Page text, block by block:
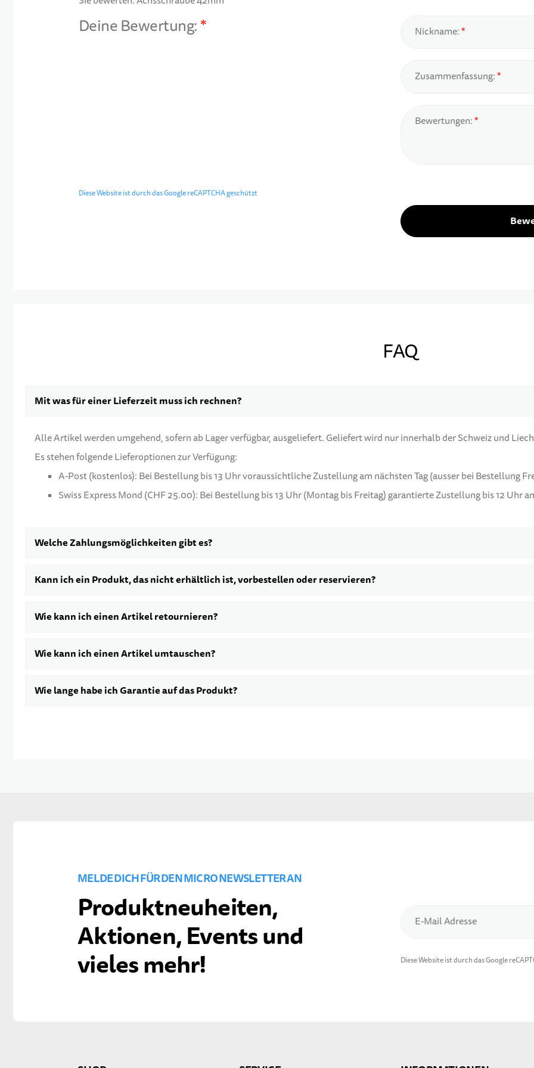
Deine Bewertung: Nickname:
Zusammenfassung:
Bewertungen:
Diese Website ist durch das Google reCAPTCHA geschützt
FAQ
Mit was für einer Lieferzeit muss ich rechnen?
Alle Artikel werden umgehend, sofern ab Lager verfügbar, ausgeliefert. Geliefert wird nur innerhalb der Schweiz und
Es stehen folgende Lieferoptionen zur Verfügung:
A-Post (kostenlos): Bei Bestellung bis 13 Uhr voraussichtliche Zustellung am nächsten Tag (ausser bei Bestellung
Swiss Express Mond (CHF 25.00): Bei Bestellung bis 13 Uhr (Montag bis Freitag) garantierte Zustellung bis 12 Uhr
Welche Zahlungsmöglichkeiten gibt es?
Kann ich ein Produkt, das nicht erhältlich ist, vorbestellen oder reservieren?
Wie kann ich einen Artikel retournieren?
Wie kann ich einen Artikel umtauschen?
Wie lange habe ich Garantie auf das Produkt?
E-Mail Adresse
Diese Website ist durch das Google
MELDE DICH FÜR DEN MICRO NEWSLETTER AN
Produktneuheiten,
Aktionen, Events und
vieles mehr!